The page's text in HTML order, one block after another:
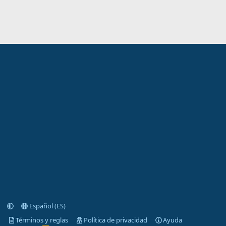
Español (ES)
Términos y reglas
Política de privacidad
Ayuda